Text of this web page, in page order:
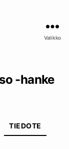
Valikko
-hanke
TIEDOTE